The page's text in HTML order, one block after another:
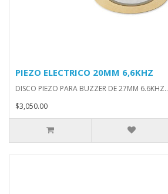
PIEZO ELECTRICO 20MM 6,6KHZ
DISCO PIEZO PARA BUZZER DE 27MM 6.6KHZ..
$3,050.00